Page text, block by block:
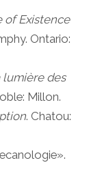
of Existence
Ontario:
lumière des
Millon.
. Chatou: